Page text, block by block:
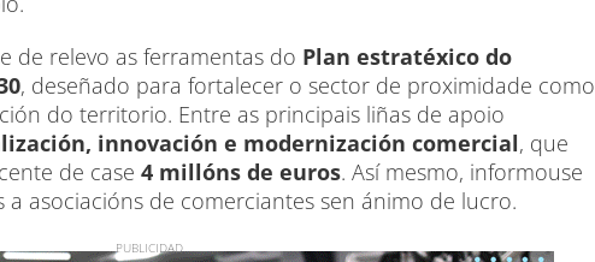
de relevo as ferramentas do Plan estratéxico do
, deseñado para fortalecer o sector de proximidade como
do territorio. Entre as principais liñas de apoio
innovación e modernización comercial, que
de case 4 millóns de euros. Así mesmo, informouse
asociacións de comerciantes sen ánimo de lucro.